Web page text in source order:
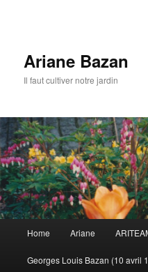
Ariane Bazan
Il faut cultiver notre jardin
Skip
to
Home Ariane
Georges Louis Bazan (10 avril